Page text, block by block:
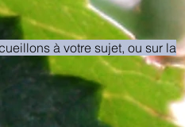
à votre sujet, ou sur la